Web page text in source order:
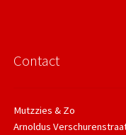
Contact
Mutzzies & Zo
Arnoldus